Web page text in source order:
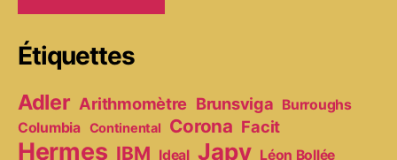
Étiquettes
Adler Arithmomètre Brunsviga Burroughs
Columbia Continental Corona Facit
Hermes IBM Ideal Japy Léon Bollée